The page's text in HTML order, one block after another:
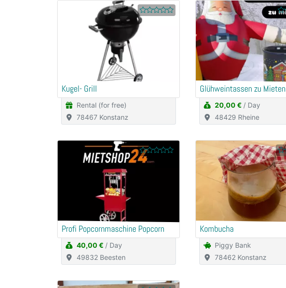
Kugel- Grill
Rental (for free)
78467 Konstanz
Glühweintassen zu Mieten
20,00 € / Day
48429 Rheine
Profi Popcornmaschine Popcorn
40,00 € / Day
49832 Beesten
Kombucha
Piggy Bank
78462 Konstanz